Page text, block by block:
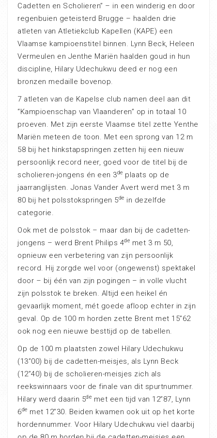
Cadetten en Scholieren” – in een winderig en door
regenbuien geteisterd Brugge – haalden drie
atleten van Atletiekclub Kapellen (KAPE) een
Vlaamse kampioenstitel binnen. Lynn Beck, Heleen
Vermeulen en Jenthe Mariën haalden goud in hun
discipline, Hilary Udechukwu deed er nog een
bronzen medaille bovenop.
7 atleten van de Kapelse club namen deel aan dit
“Kampioenschap van Vlaanderen” op in totaal 10
proeven. Met zijn eerste Vlaamse titel zette Yenthe
Mariën meteen de toon. Met een sprong van 12 m
58 bij het hinkstapspringen zetten hij een nieuw
persoonlijk record neer, goed voor de titel bij de
scholieren-jongens én een 3de plaats op de
jaarranglijsten. Jonas Vander Avert werd met 3 m
80 bij het polsstokspringen 5de in dezelfde
categorie.
Ook met de polsstok – maar dan bij de cadetten-
jongens – werd Brent Philips 4de met 3 m 50,
opnieuw een verbetering van zijn persoonlijk
record. Hij zorgde wel voor (ongewenst) spektakel
door – bij één van zijn pogingen – in volle vlucht
zijn polsstok te breken. Altijd een heikel én
gevaarlijk moment, mét goede afloop echter in zijn
geval. Op de 100 m horden zette Brent met 15”62
ook nog een nieuwe besttijd op de tabellen.
Op de 100 m plaatsten zowel Hilary Udechukwu
(13”00) bij de cadetten-meisjes, als Lynn Beck
(12”40) bij de scholieren-meisjes zich als
reekswinnaars voor de finale van dit spurtnummer.
Hilary werd daarin 5de met een tijd van 12”87, Lynn
6de met 12”30. Beiden kwamen ook uit op het korte
hordennummer. Voor Hilary Udechukwu viel daarbij